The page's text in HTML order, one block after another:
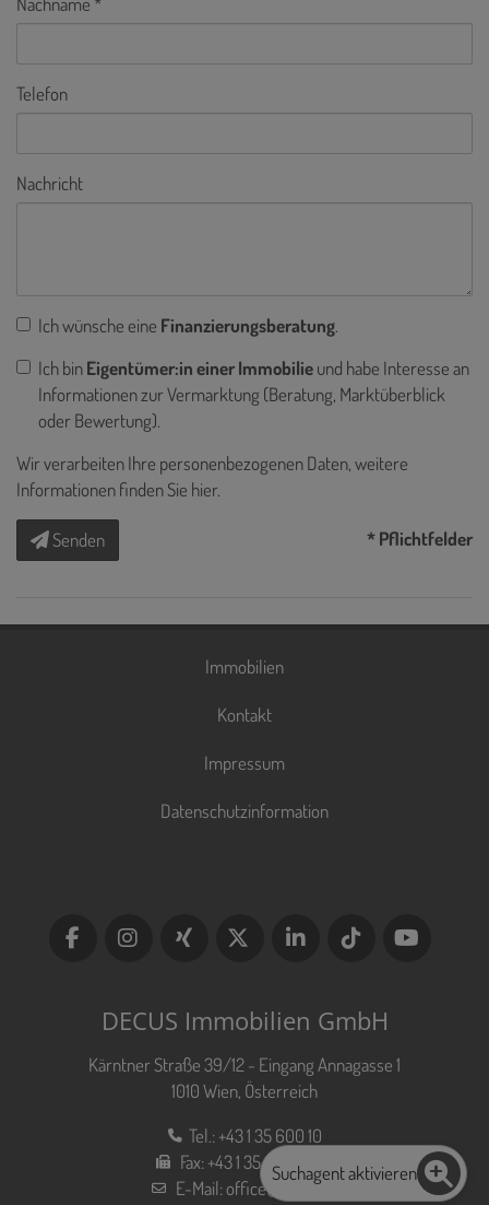
Telefon
Nachricht
Ich wünsche eine Finanzierungsberatung.
Ich binEigentümer:in einer Immobilieund habe Interesse an
Informationen zur Vermarktung (Beratung, Marktüberblick
oder Bewertung).
Wir verarbeiten Ihre personenbezogenen Daten, weitere
Informationen finden Sie hier.
Senden * Pflichtfelder
Immobilien
Kontakt
Impressum
Datenschutzinformation
DECUS Immobilien GmbH
Kärntner Straße 39/12 - Eingang Annagasse 1
1010 Wien, Österreich
Tel.:+43 1 35 600 10
Fax:+43 1 35 600 10 80
E-Mail:office@decus.at
Suchagent aktivieren